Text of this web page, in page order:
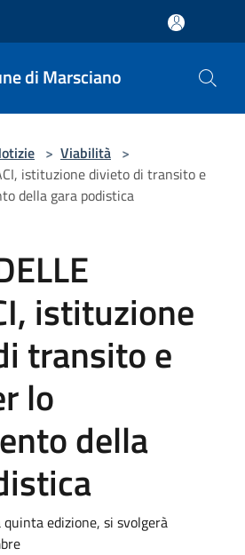
di Marsciano
> Viabilità >
istituzione divieto di transito e
della gara podistica
istituzione
transito e
lo
della
edizione, si svolgerà